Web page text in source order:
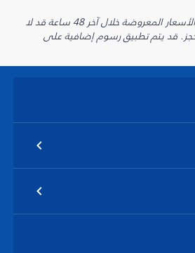
* تم الحصول على جميع الأسعار المعروضة خلال آخر 48 ساعة قد لا
قد يتم تطبيق رسوم إضافية على